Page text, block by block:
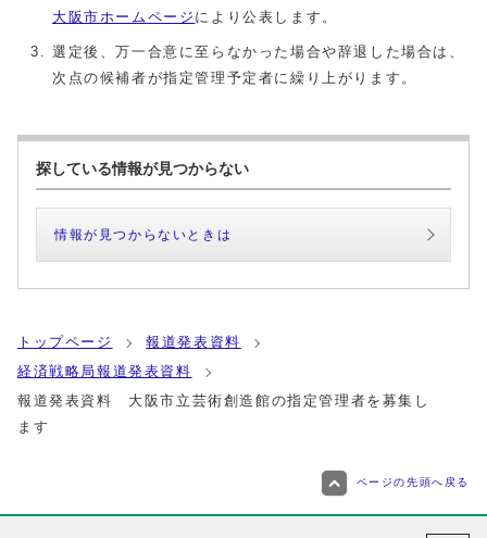
大阪市ホームページ により公表します。
選定後、万一合意に至らなかった場合や辞退した場合は、
次点の候補者が指定管理予定者に繰り上がります。
探している情報が見つからない
情報が見つからないときは
トップページ
報道発表資料
経済戦略局報道発表資料
報道発表資料 大阪市立芸術創造館の指定管理者を募集し
ます
ページの先頭へ戻る